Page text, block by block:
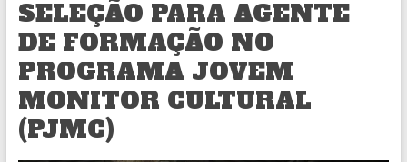
SELEÇÃO PARA AGENTE
DE FORMAÇÃO NO
PROGRAMA JOVEM
MONITOR CULTURAL
(PJMC)